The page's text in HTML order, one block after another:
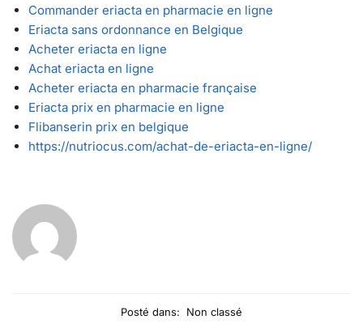
Commander eriacta en pharmacie en ligne
Eriacta sans ordonnance en Belgique
Acheter eriacta en ligne
Achat eriacta en ligne
Acheter eriacta en pharmacie française
Eriacta prix en pharmacie en ligne
Flibanserin prix en belgique
https://nutriocus.com/achat-de-eriacta-en-ligne/
Posté dans: Non classé